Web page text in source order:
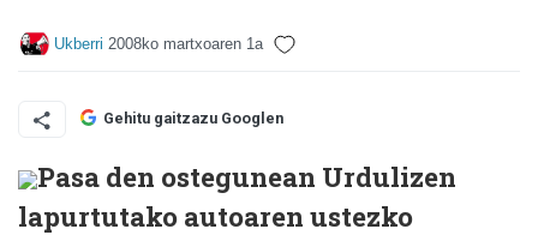
Ukberri 2008ko martxoaren 1a
Gehitu gaitzazu Googlen
Pasa den ostegunean Urdulizen
lapurtutako autoaren ustezko